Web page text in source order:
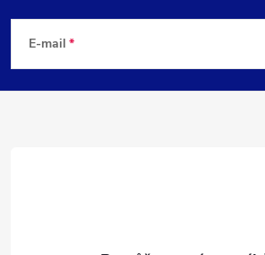
p
E-mail